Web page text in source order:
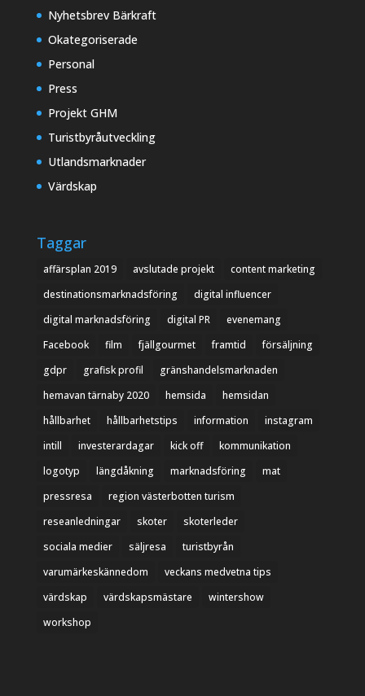
Nyhetsbrev Bärkraft
Okategoriserade
Personal
Press
Projekt GHM
Turistbyråutveckling
Utlandsmarknader
Värdskap
Taggar
affärsplan 2019 avslutade projekt
content marketing
destinationsmarknadsföring
digital influencer
digital marknadsföring
digital PR
evenemang
Facebook
film fjällgourmet framtid
försäljning
gdpr
grafisk profil
gränshandelsmarknaden
hemavan tärnaby 2020
hemsida
hemsidan
hållbarhet
hållbarhetstips information
instagram
intill
investerardagar kick off
kommunikation
logotyp
längdåkning marknadsföring
mat
pressresa
region västerbotten turism
reseanledningar
skoter
skoterleder
sociala medier
säljresa
turistbyrån
varumärkeskännedom
veckans medvetna tips
värdskap
värdskapsmästare
wintershow
workshop